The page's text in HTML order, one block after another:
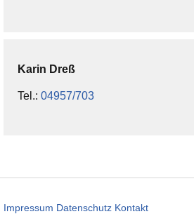
Karin Dreß
Tel.: 04957/703
Impressum Datenschutz Kontakt